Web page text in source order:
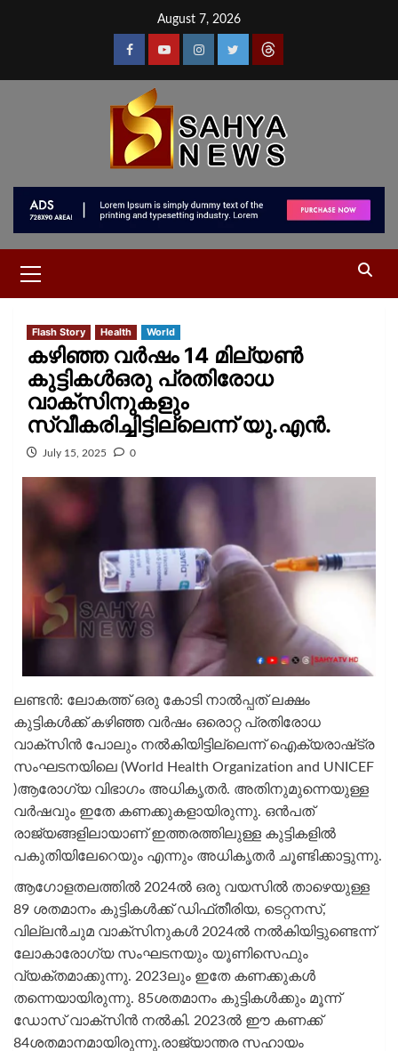
August 7, 2026
Flash Story Health World
കഴിഞ്ഞ വർഷം 14 മില്യൺ
കുട്ടികള്‍ഒരു പ്രതിരോധ
വാക്‌സിനുകളും
സ്വീകരിച്ചിട്ടില്ലെന്ന് യു.എൻ.
July 15, 2025 0
ലണ്ടന്‍: ലോകത്ത് ഒരു കോടി നാല്‍പ്പത് ലക്ഷം
കുട്ടികള്‍ക്ക് കഴിഞ്ഞ വർഷം ഒരൊറ്റ പ്രതിരോധ
വാക്‌സിന്‍ പോലും നല്‍കിയിട്ടില്ലെന്ന് ഐക്യരാഷ്‌ട്ര
സംഘടനയിലെ (World Health Organization and UNICEF
)ആരോഗ്യ വിഭാഗം അധികൃതര്‍. അതിനുമുന്നെയുള്ള
വർഷവും ഇതേ കണക്കുകളായിരുന്നു. ഒന്‍പത്
രാജ്യങ്ങളിലായാണ് ഇത്തരത്തിലുള്ള കുട്ടികളില്‍
പകുതിയിലേറെയും എന്നും അധികൃതര്‍ ചൂണ്ടിക്കാട്ടുന്നു.
ആഗോളതലത്തില്‍ 2024ല്‍ ഒരു വയസില്‍ താഴെയുള്ള
89 ശതമാനം കുട്ടികള്‍ക്ക് ഡിഫ്‌തീരിയ, ടെറ്റനസ്,
വില്ലന്‍ചുമ വാക്‌സിനുകള്‍ 2024ല്‍ നല്‍കിയിട്ടുണ്ടെന്ന്
ലോകാരോഗ്യ സംഘടനയും യൂണിസെഫും
വ്യക്തമാക്കുന്നു. 2023ലും ഇതേ കണക്കുകള്‍
തന്നെയായിരുന്നു. 85ശതമാനം കുട്ടികള്‍ക്കും മൂന്ന്
ഡോസ്‌ വാക്‌സിന്‍ നല്‍കി. 2023ല്‍ ഈ കണക്ക്
84ശതമാനമായിരുന്നു.രാജ്യാന്തര സഹായം